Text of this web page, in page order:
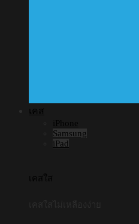
เคส
iPhone
Samsung
iPad
เคสใส